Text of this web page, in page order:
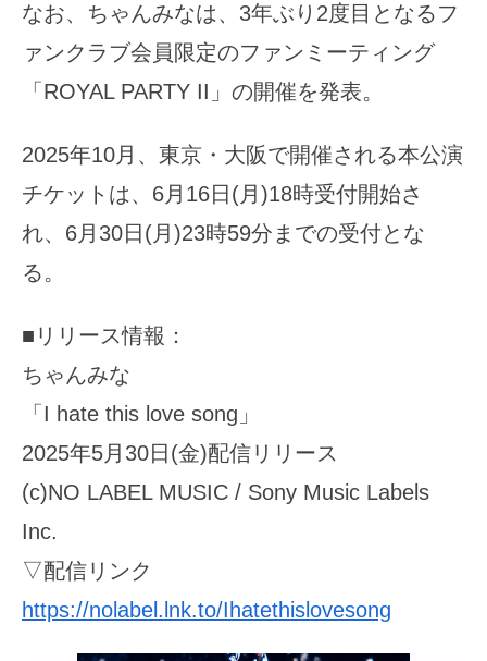
なお、ちゃんみなは、3年ぶり2度目となるフ
ァンクラブ会員限定のファンミーティング
「ROYAL PARTY II」の開催を発表。
2025年10月、東京・大阪で開催される本公演
チケットは、6月16日(月)18時受付開始さ
れ、6月30日(月)23時59分までの受付とな
る。
■リリース情報：
ちゃんみな
「I hate this love song」
2025年5月30日(金)配信リリース
(c)NO LABEL MUSIC / Sony Music Labels
Inc.
▽配信リンク
https://nolabel.lnk.to/Ihatethislovesong